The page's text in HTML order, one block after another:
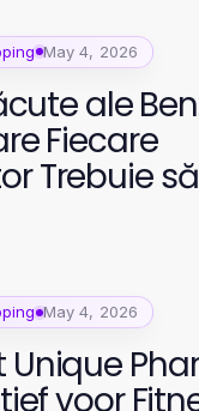
May 4, 2026
ale
Fiecare
Trebuie
May 4, 2026
voor